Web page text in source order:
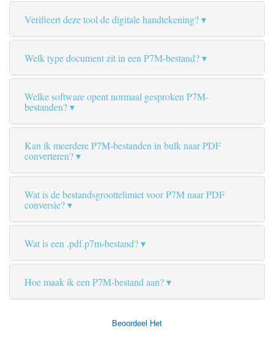
Verifieert deze tool de digitale handtekening?
Welk type document zit in een P7M-bestand?
Welke software opent normaal gesproken P7M-
bestanden?
Kan ik meerdere P7M-bestanden in bulk naar PDF
converteren?
Wat is de bestandsgroottelimiet voor P7M naar PDF
conversie?
Wat is een .pdf.p7m-bestand?
Hoe maak ik een P7M-bestand aan?
Beoordeel Het